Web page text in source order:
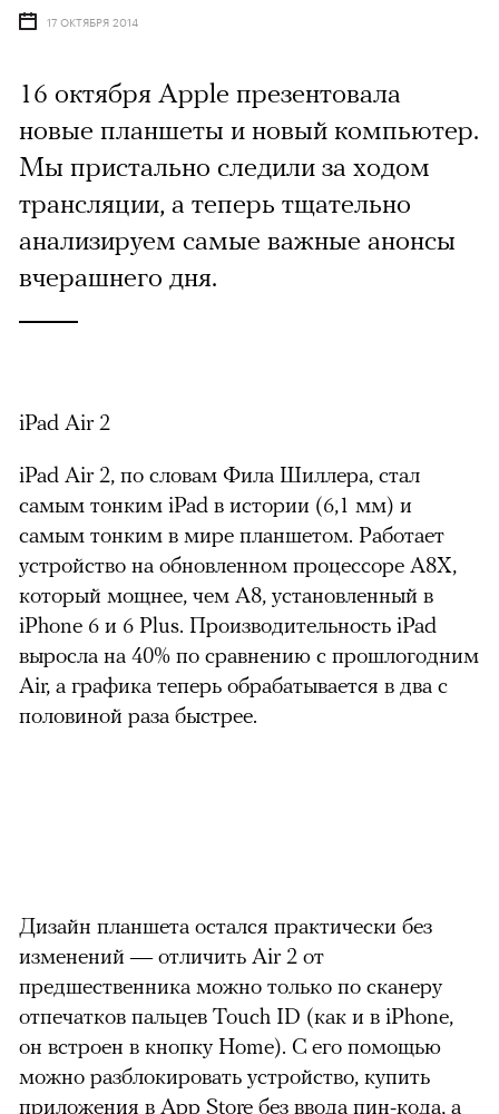
17 ОКТЯБРЯ 2014
16 октября Apple презентовала
новые планшеты и новый компьютер.
Мы пристально следили за ходом
трансляции, а теперь тщательно
анализируем самые важные анонсы
вчерашнего дня.
iPad Air 2
iPad Air 2, по словам Фила Шиллера, стал
самым тонким iPad в истории (6,1 мм) и
самым тонким в мире планшетом. Работает
устройство на обновленном процессоре A8X,
который мощнее, чем A8, установленный в
iPhone 6 и 6 Plus. Производительность iPad
выросла на 40% по сравнению с прошлогодним
Air, а графика теперь обрабатывается в два с
половиной раза быстрее.
Дизайн планшета остался практически без
изменений — отличить Air 2 от
предшественника можно только по сканеру
отпечатков пальцев Touch ID (как и в iPhone,
он встроен в кнопку Home). С его помощью
можно разблокировать устройство, купить
приложения в App Store без ввода пин-кода, а